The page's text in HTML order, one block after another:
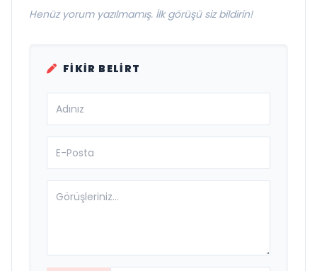
Henüz yorum yazılmamış. İlk görüşü siz bildirin!
FIKIR BELIRT